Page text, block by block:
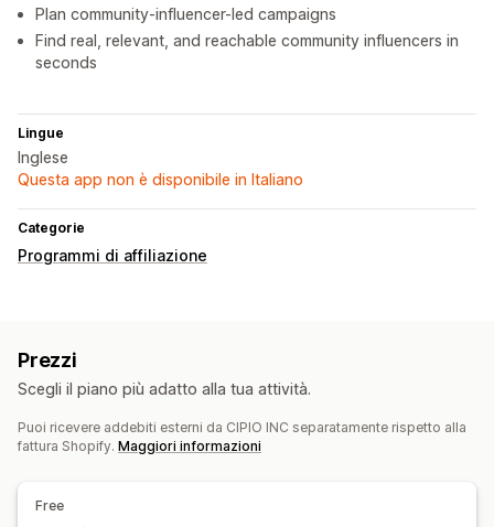
Plan community-influencer-led campaigns
Find real, relevant, and reachable community influencers in
seconds
Lingue
Inglese
Questa app non è disponibile in Italiano
Categorie
Programmi di affiliazione
Prezzi
Scegli il piano più adatto alla tua attività.
Puoi ricevere addebiti esterni da CIPIO INC separatamente rispetto alla
fattura Shopify. Maggiori informazioni
Free